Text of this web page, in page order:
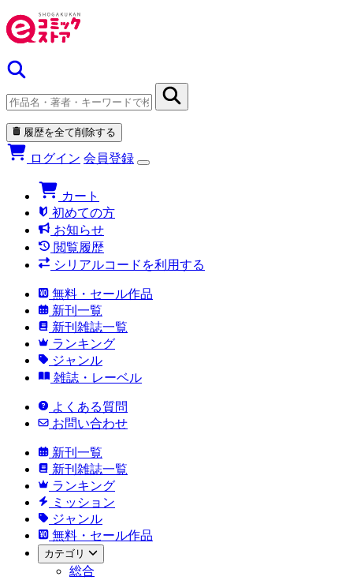
履歴を全て削除する
ログイン 会員登録
カート
初めての方
お知らせ
閲覧履歴
シリアルコードを利用する
無料・セール作品
新刊一覧
新刊雑誌一覧
ランキング
ジャンル
雑誌・レーベル
よくある質問
お問い合わせ
新刊一覧
新刊雑誌一覧
ランキング
ミッション
ジャンル
無料・セール作品
カテゴリ
総合